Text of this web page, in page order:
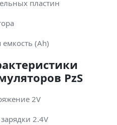
пластин
(Ah)
PzS
2V
2.4V